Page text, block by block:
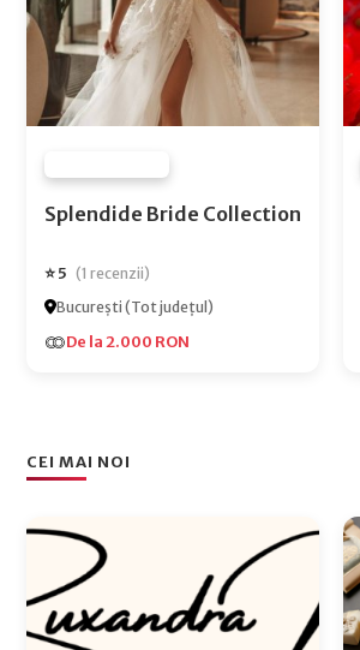
Splendide Bride Collection
⭐ 5 (1 recenzii)
București (Tot județul)
De la 2.000 RON
CEI MAI NOI